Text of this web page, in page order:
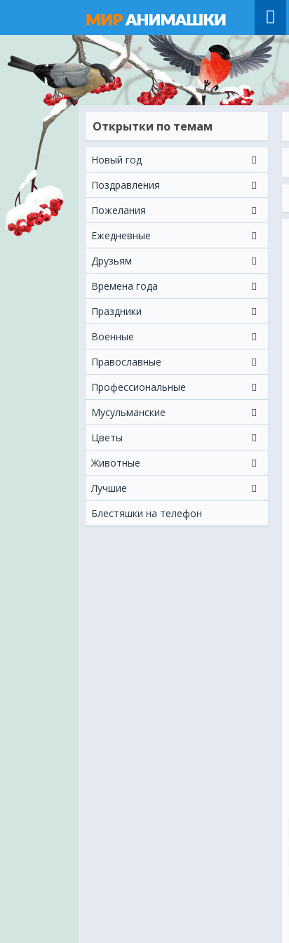
Открытки по темам
Новый год
Поздравления
Пожелания
Ежeдневные
Друзьям
Времена года
Праздники
Военные
Православные
Профессиональные
Мусульманские
Цветы
Животные
Лучшие
Блестяшки на телефон